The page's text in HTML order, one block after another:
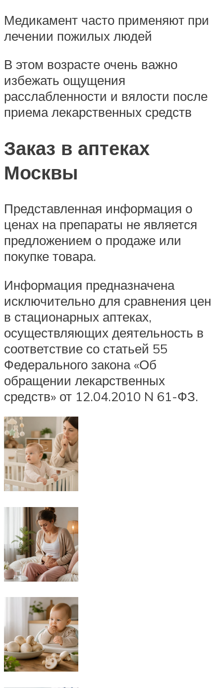
Медикамент часто применяют при
лечении пожилых людей
В этом возрасте очень важно
избежать ощущения
расслабленности и вялости после
приема лекарственных средств
Заказ в аптеках
Москвы
Представленная информация о
ценах на препараты не является
предложением о продаже или
покупке товара.
Информация предназначена
исключительно для сравнения цен
в стационарных аптеках,
осуществляющих деятельность в
соответствие со статьей 55
Федерального закона «Об
обращении лекарственных
средств» от 12.04.2010 N 61-ФЗ.